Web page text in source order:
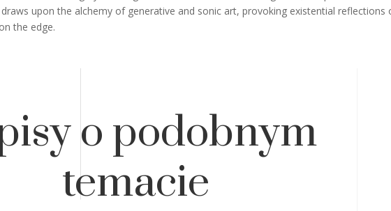
upon the alchemy of generative and sonic art, provoking existential reflections
the edge.
o podobnym
temacie